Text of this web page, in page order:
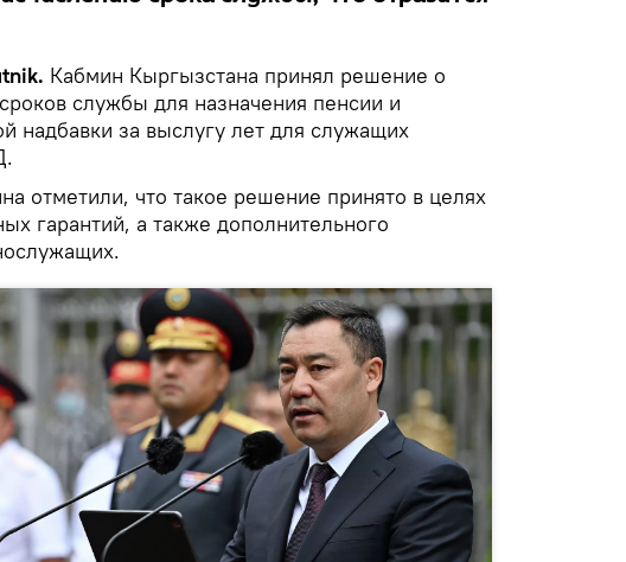
Кабмин Кыргызстана принял решение о
службы для назначения пенсии и
надбавки за выслугу лет для служащих
отметили, что такое решение принято в целях
гарантий, а также дополнительного